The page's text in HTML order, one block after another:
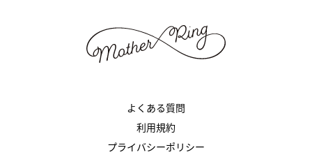
よくある質問
利用規約
プライバシーポリシー